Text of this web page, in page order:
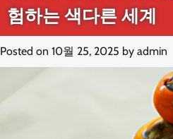
험하는 색다른 세계
Posted on 10월 25, 2025 by admin